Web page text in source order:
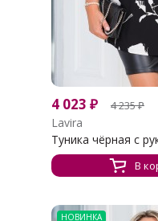
4 023 ₽ 4 235₽
Lavira
Туника чёрная с
В
НОВИНКА